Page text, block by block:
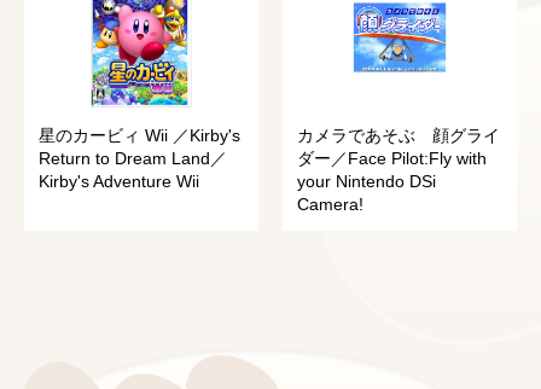
星のカービィ Wii ／Kirby's
Return to Dream Land／
Kirby's Adventure Wii
カメラであそぶ 顔グライ
ダー／Face Pilot:Fly with
your Nintendo DSi
Camera!